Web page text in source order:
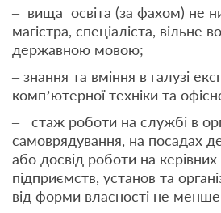
– вища освіта (за фахом) не
магістра, спеціаліста, вільне
державною мовою;
– знання та вміння в галузі
комп’ютерної техніки та
– стаж роботи на службі в
самоврядування, на посадах
або досвід роботи на
підприємств, установ та
від форми власності не менше